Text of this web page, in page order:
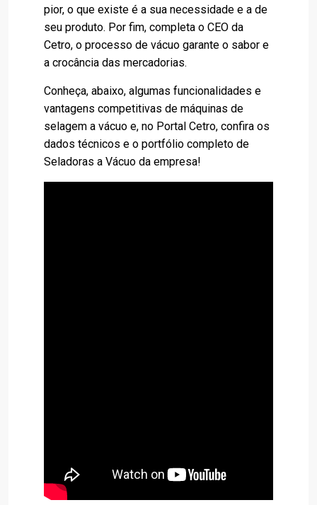
pior, o que existe é a sua necessidade e a de
seu produto. Por fim, completa o CEO da
Cetro, o processo de vácuo garante o sabor e
a crocância das mercadorias.
Conheça, abaixo, algumas funcionalidades e
vantagens competitivas de máquinas de
selagem a vácuo e, no Portal Cetro, confira os
dados técnicos e o portfólio completo de
Seladoras a Vácuo da empresa!